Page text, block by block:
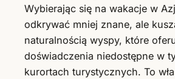
Wybierając się na wakacje w
odkrywać mniej znane, ale
naturalnością wyspy, które
doświadczenia niedostępne w
kurortach turystycznych. To